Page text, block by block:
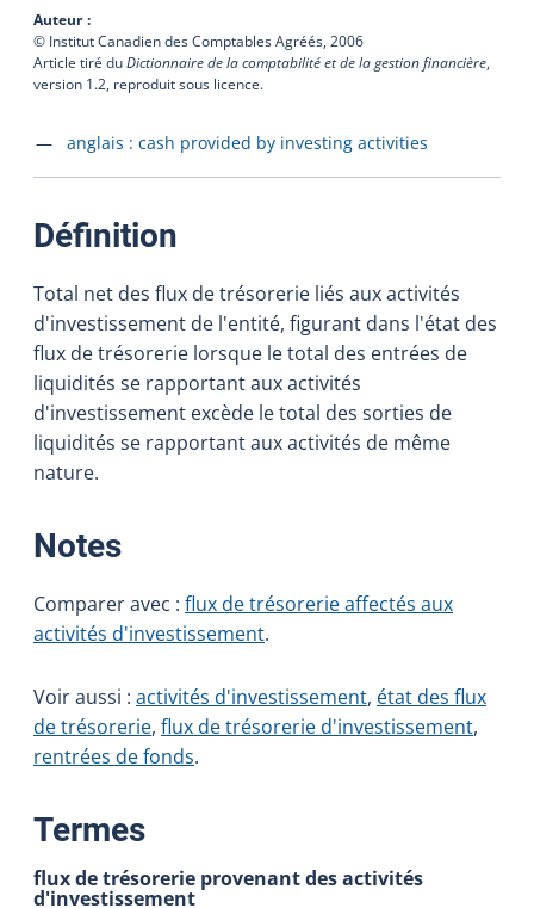
Auteur
© Institut Canadien des Comptables Agréés, 2006
Article tiré duDictionnaire de la comptabilité et de la gestion financière,
version 1.2, reproduit sous licence.
Accéder à la fiche en
anglais : cash provided by investing activities
Définition
Total net des flux de trésorerie liés aux activités
d'investissement de l'entité, figurant dans l'état des
flux de trésorerie lorsque le total des entrées de
liquidités se rapportant aux activités
d'investissement excède le total des sorties de
liquidités se rapportant aux activités de même
nature.
Notes:
Comparer avec : flux de trésorerie affectés aux
activités d'investissement.
Voir aussi : activités d'investissement, état des flux
de trésorerie, flux de trésorerie d'investissement,
rentrées de fonds.
Termes:
flux de trésorerie provenant des activités
d'investissement